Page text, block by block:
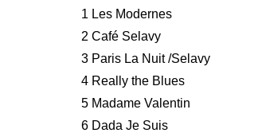
1 Les Modernes
2 Café Selavy
3 Paris La Nuit /Selavy
4 Really the Blues
5 Madame Valentin
6 Dada Je Suis